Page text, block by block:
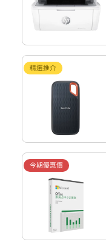
精選推介
今期優惠價